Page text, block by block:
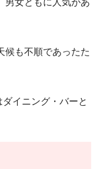
候も不順であったた
イニング・バーと